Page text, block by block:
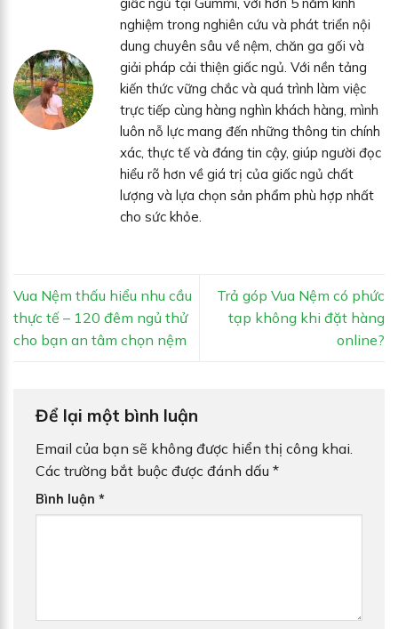
nghiệm trong nghiên cứu và phát triển nội
dung chuyên sâu về nệm, chăn ga gối và
giải pháp cải thiện giấc ngủ. Với nền tảng
kiến thức vững chắc và quá trình làm việc
trực tiếp cùng hàng nghìn khách hàng, mình
luôn nỗ lực mang đến những thông tin chính
xác, thực tế và đáng tin cậy, giúp người đọc
hiểu rõ hơn về giá trị của giấc ngủ chất
lượng và lựa chọn sản phẩm phù hợp nhất
cho sức khỏe.
Vua Nệm thấu hiểu nhu cầu
thực tế – 120 đêm ngủ thử
cho bạn an tâm chọn nệm
Trả góp Vua Nệm có phức
tạp không khi đặt hàng
online?
Để lại một bình luận
Email của bạn sẽ không được hiển thị công khai.
Các trường bắt buộc được đánh dấu *
Bình luận *